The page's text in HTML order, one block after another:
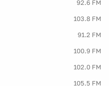
92.6 FM
103.8 FM
91.2 FM
100.9 FM
102.0 FM
105.5 FM